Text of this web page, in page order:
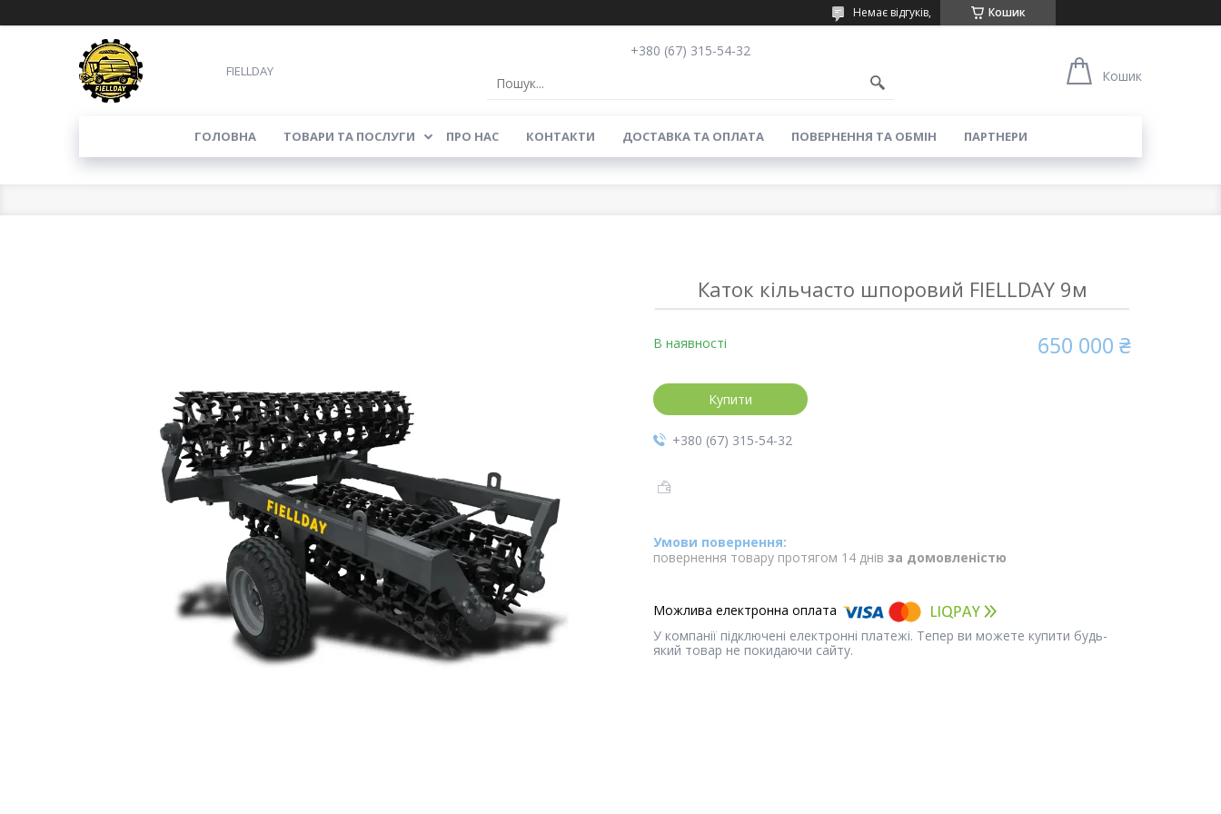
Кошик
Немає відгуків,
FIELLDAY
+380 (67) 315-54-32
Кошик
ГОЛОВНА ТОВАРИ ТА ПОСЛУГИ ПРО НАС КОНТАКТИ ДОСТАВКА ТА ОПЛАТА ПОВЕРНЕННЯ ТА ОБМІН ПАРТНЕРИ
Каток кільчасто шпоровий FIELLDAY 9м
В наявності 650 000 ₴
Купити
+380 (67) 315-54-32
повернення товару протягом 14 днів за домовленістю
У компанії підключені електронні платежі. Тепер ви можете купити будь-
який товар не покидаючи сайту.